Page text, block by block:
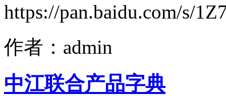
https://pan.baidu.com/s/
作者：admin
中江联合产品字典